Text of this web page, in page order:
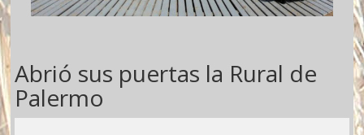
Abrió sus puertas la Rural de
Palermo